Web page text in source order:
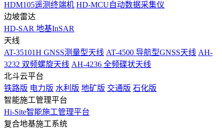
HDM105遥测终端机 HD-MCU自动数据采集仪
边坡雷达
HD-SAR 地基InSAR
天线
AT-35101H GNSS测量型天线 AT-4500 导航型GNSS天线 AH-
3232 双频螺旋天线 AH-4236 全频碟状天线
北斗云平台
铁路版 电力版 水利版 地矿版 交通版 石化版
智能施工管理平台
Hi-Site智能施工管理平台
复合地基施工系统